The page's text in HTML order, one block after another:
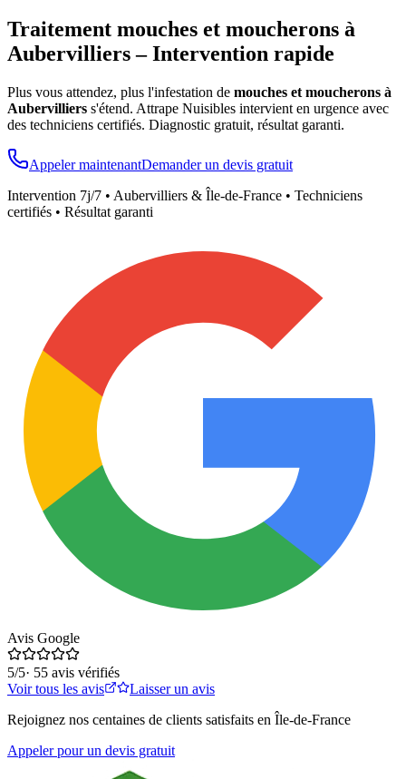
Traitement mouches et moucherons à
Aubervilliers– Intervention rapide
Plus vous attendez, plus l'infestation de mouches et moucherons à
Aubervilliers s'étend. Attrape Nuisibles intervient en urgence avec
des techniciens certifiés. Diagnostic gratuit, résultat garanti.
Appeler maintenantDemander un devis gratuit
Intervention 7j/7 • Aubervilliers & Île-de-France • Techniciens
certifiés • Résultat garanti
Avis Google
5/5· 55 avis vérifiés
Voir tous les avis
Laisser un avis
Rejoignez nos centaines de clients satisfaits en Île-de-France
Appeler pour un devis gratuit